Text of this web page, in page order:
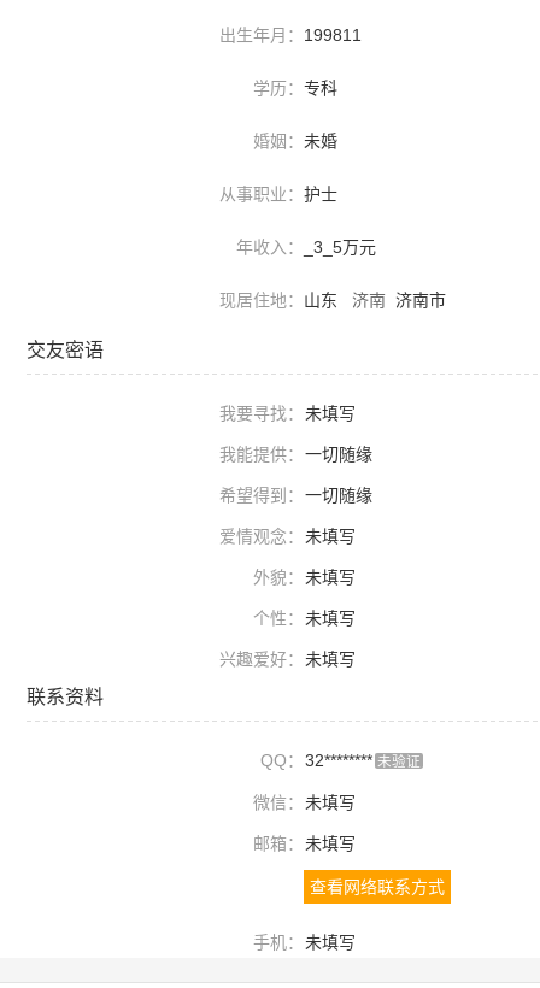
出生年月： 199811
学历： 专科
婚姻： 未婚
从事职业： 护士
年收入： _3_5万元
现居住地： 山东 济南 济南市
交友密语
我要寻找： 未填写
我能提供： 一切随缘
希望得到： 一切随缘
爱情观念： 未填写
外貌： 未填写
个性： 未填写
兴趣爱好： 未填写
联系资料
QQ： 32******** 未验证
微信： 未填写
邮箱： 未填写
查看网络联系方式
手机： 未填写